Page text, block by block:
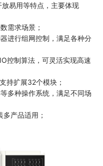
易用等特点，主要体现
需求场景；
进行组网控制，满足各种分
控制算法，可灵活实现高速
持扩展32个模块；
多种操作系统，满足不同场
产品适用；